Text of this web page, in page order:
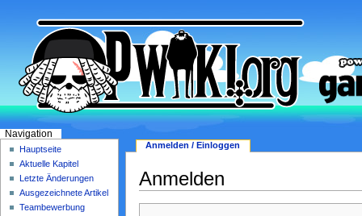
Anmelden
Anmelden / Einloggen
Navigation
Hauptseite
Aktuelle Kapitel
Letzte Änderungen
Ausgezeichnete Artikel
Teambewerbung